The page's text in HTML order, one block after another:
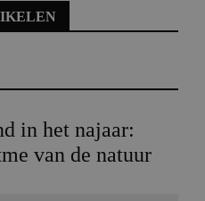
in het najaar:
van de natuur